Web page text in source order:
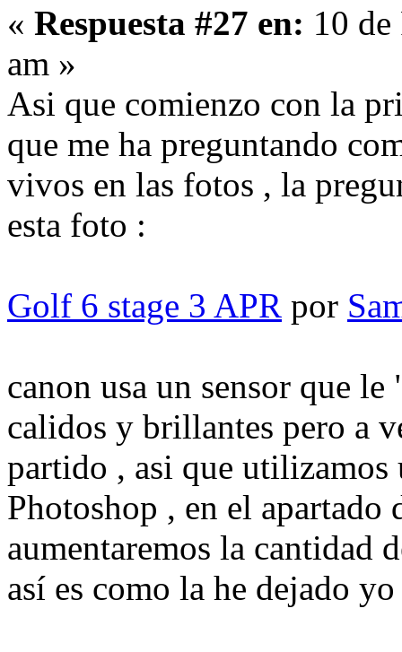
« Respuesta #27 en: 10
am »
Asi que comienzo con la
que me ha preguntando
vivos en las fotos , la
esta foto :
Golf 6 stage 3 APR por
canon usa un sensor que
calidos y brillantes pero a
partido , asi que utilizamos
Photoshop , en el apartado
aumentaremos la cantidad
así es como la he dejado yo